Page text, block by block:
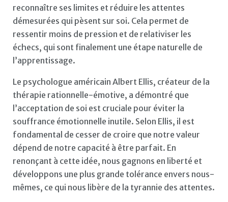
reconnaître ses limites et réduire les attentes
démesurées qui pèsent sur soi. Cela permet de
ressentir moins de pression et de relativiser les
échecs, qui sont finalement une étape naturelle de
l’apprentissage.
Le psychologue américain Albert Ellis, créateur de la
thérapie rationnelle-émotive, a démontré que
l’acceptation de soi est cruciale pour éviter la
souffrance émotionnelle inutile. Selon Ellis, il est
fondamental de cesser de croire que notre valeur
dépend de notre capacité à être parfait. En
renonçant à cette idée, nous gagnons en liberté et
développons une plus grande tolérance envers nous-
mêmes, ce qui nous libère de la tyrannie des attentes.